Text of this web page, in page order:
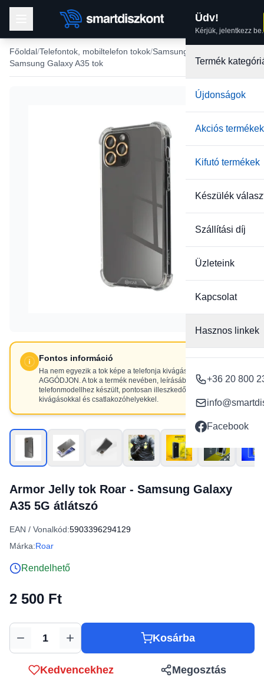
Üdv!
Kérjük, jelentkezz be.
Termék
Újdonságok
Akciós termékek
Kifutó termékek
Készülék
Szállítási díj
Üzleteink
Kapcsolat
Hasznos linkek
+36 20 800
Facebook
Főoldal Telefontok, mobiltelefon tokok Samsung tokok
Samsung Galaxy A35 tok
Fontos információ
Ha nem egyezik a tok képe a telefonja kivágásaival, NE
AGGÓDJON. A tok a termék nevében, leírásában szereplő
telefonmodellhez készült, pontosan illeszkedő
kivágásokkal és csatlakozóhelyekkel.
Armor Jelly tok Roar - Samsung Galaxy
A35 5G átlátszó
EAN / Vonalkód:5903396294129
Márka:Roar
Rendelhető
2 500 Ft
Mennyiség Kosárba
Kedvencekhez Megosztás